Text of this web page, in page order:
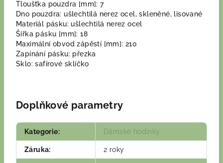
Tloušťka pouzdra [mm]: 7
Dno pouzdra: ušlechtilá nerez ocel, skleněné, lisované
Materiál pásku: ušlechtilá nerez ocel
Šířka pásku [mm]: 18
Maximální obvod zápěstí [mm]: 210
Zapínání pásku: přezka
Sklo: safírové sklíčko
Doplňkové parametry
Kategorie: Dámské hodinky
Záruka: 2 roky